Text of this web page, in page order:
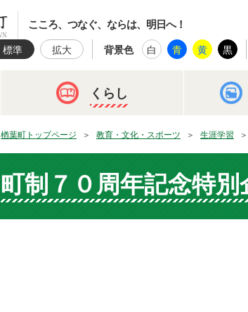
楢葉町こころ、つなぐ、ならは、明日へ！
標準 拡大 背景色 白 青 黄 黒
くらし
楢葉町トップページ 教育・文化・スポーツ 生涯学習
町制７０周年記念特別